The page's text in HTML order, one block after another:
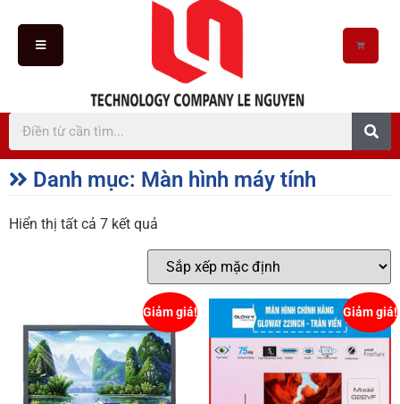
Danh mục: Màn hình máy tính
Hiển thị tất cả 7 kết quả
Giảm giá! Giảm giá!